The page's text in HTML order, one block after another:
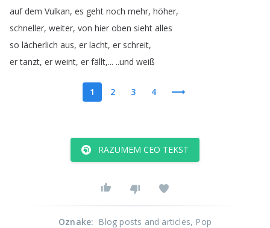
auf dem Vulkan, es geht noch mehr, höher,
schneller, weiter, von hier oben sieht alles
so lächerlich aus, er lacht, er schreit,
er tanzt, er weint, er fällt,... ..und weiß
1 2 3 4
RAZUMEM CEO TEKST
Oznake: Blog posts and articles, Pop